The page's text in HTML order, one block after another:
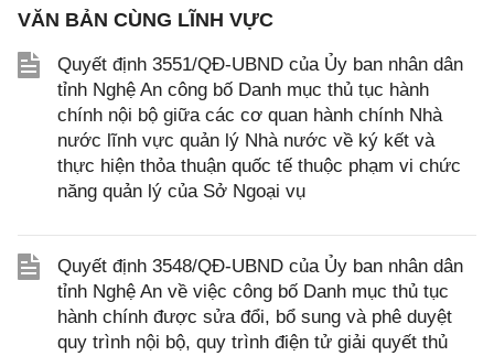
VĂN BẢN CÙNG LĨNH VỰC
Quyết định 3551/QĐ-UBND của Ủy ban nhân dân
tỉnh Nghệ An công bố Danh mục thủ tục hành
chính nội bộ giữa các cơ quan hành chính Nhà
nước lĩnh vực quản lý Nhà nước về ký kết và
thực hiện thỏa thuận quốc tế thuộc phạm vi chức
năng quản lý của Sở Ngoại vụ
Quyết định 3548/QĐ-UBND của Ủy ban nhân dân
tỉnh Nghệ An về việc công bố Danh mục thủ tục
hành chính được sửa đổi, bổ sung và phê duyệt
quy trình nội bộ, quy trình điện tử giải quyết thủ